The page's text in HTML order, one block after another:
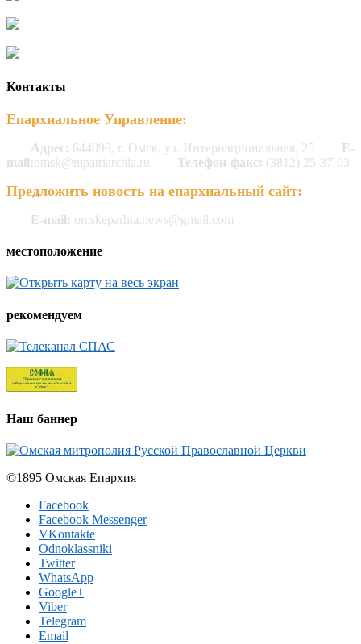
Контакты
Епархиальное Управление:
Адрес: 644099, г. Омск, ул. Интернациональная, 25
E-
mail:omsk@mpatriarchia.ru Телефон-факс: (3812) 25-37-03
Предложить новость на епархиальный сайт:
E-mail: omskeparhia.news@gmail.com
местоположение
рекомендуем
Наш баннер
©1895 Омская Епархия
Facebook
Facebook Messenger
VKontakte
Odnoklassniki
Twitter
WhatsApp
Google+
Viber
Telegram
Email